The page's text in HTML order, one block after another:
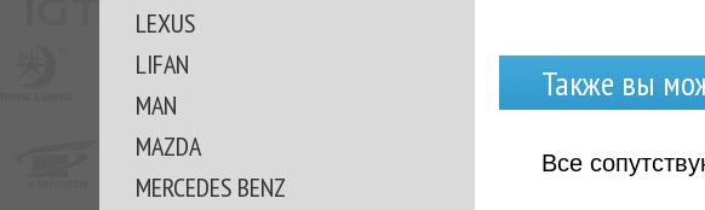
LEXUS
LIFAN
MAN
MAZDA
MERCEDES BENZ
Также вы
Все